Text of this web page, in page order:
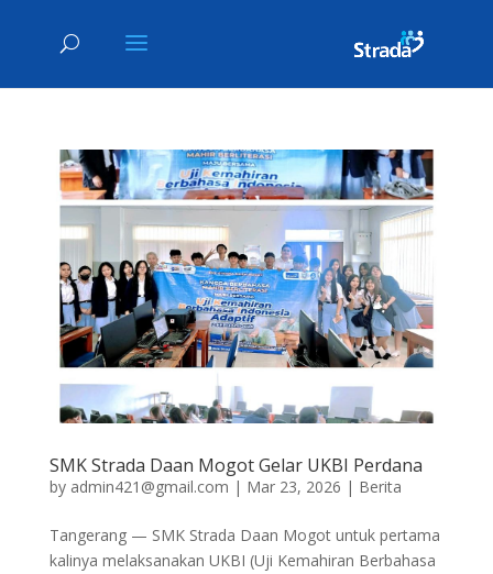
SMK Strada Daan Mogot Gelar UKBI Perdana
by admin421@gmail.com | Mar 23, 2026 | Berita
Tangerang — SMK Strada Daan Mogot untuk pertama
kalinya melaksanakan UKBI (Uji Kemahiran Berbahasa